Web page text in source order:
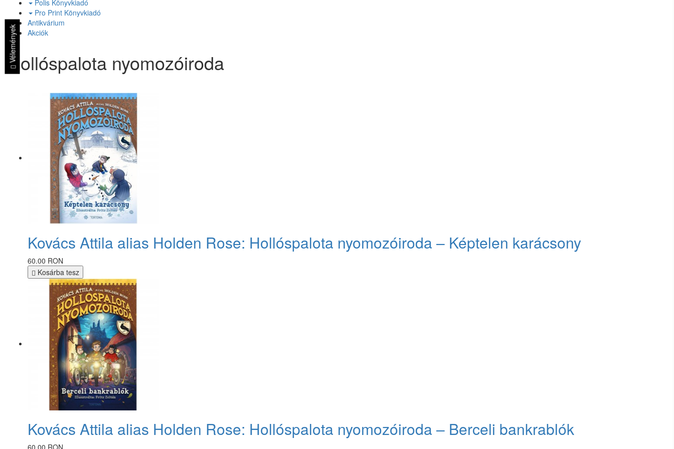
Polis Könyvkiadó
Pro Print Könyvkiadó
Antikvárium
Akciók
Hollóspalota nyomozóiroda
Kovács Attila alias Holden Rose: Hollóspalota nyomozóiroda – Képtelen karácsony
60.00 RON
Kosárba tesz
Kovács Attila alias Holden Rose: Hollóspalota nyomozóiroda – Berceli bankrablók
60.00 RON
Vélemények